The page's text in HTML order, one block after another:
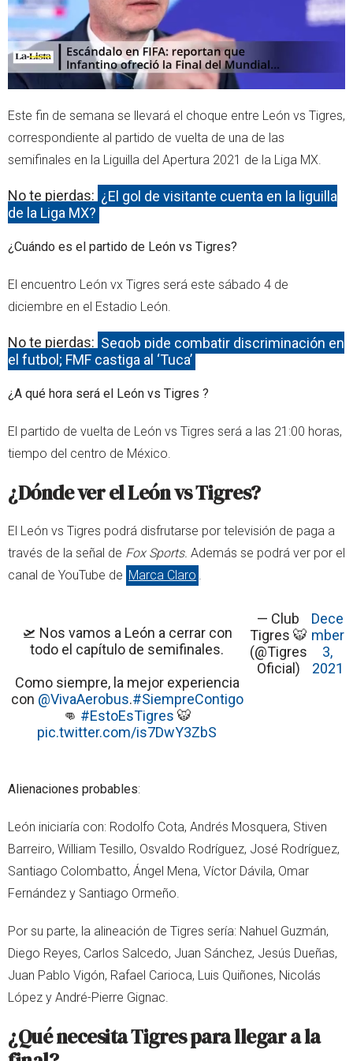
Este fin de semana se llevará el choque entre León vs Tigres,
correspondiente al partido de vuelta de una de las
semifinales en la Liguilla del Apertura 2021 de la Liga MX.
No te pierdas: ¿El gol de visitante cuenta en la liguilla
de la Liga MX?
¿Cuándo es el partido de León vs Tigres?
El encuentro León vx Tigres será este sábado 4 de
diciembre en el Estadio León.
No te pierdas: Segob pide combatir discriminación en
el futbol; FMF castiga al ‘Tuca’
¿A qué hora será el León vs Tigres ?
El partido de vuelta de León vs Tigres será a las 21:00 horas,
tiempo del centro de México.
¿Dónde ver el León vs Tigres?
El León vs Tigres podrá disfrutarse por televisión de paga a
través de la señal de Fox Sports. Además se podrá ver por el
canal de YouTube de Marca Claro .
🛫 Nos vamos a León a cerrar con
todo el capítulo de semifinales.
Como siempre, la mejor experiencia
con @VivaAerobus.#SiempreContigo
👊 #EstoEsTigres 🐯
pic.twitter.com/is7DwY3ZbS
— Club
Tigres 🐯
(@Tigres
Oficial)
Dece
mber
3,
2021
Alienaciones probables:
León iniciaría con: Rodolfo Cota, Andrés Mosquera, Stiven
Barreiro, William Tesillo, Osvaldo Rodríguez, José Rodríguez,
Santiago Colombatto, Ángel Mena, Víctor Dávila, Omar
Fernández y Santiago Ormeño.
Por su parte, la alineación de Tigres sería: Nahuel Guzmán,
Diego Reyes, Carlos Salcedo, Juan Sánchez, Jesús Dueñas,
Juan Pablo Vigón, Rafael Carioca, Luis Quiñones, Nicolás
López y André-Pierre Gignac.
¿Qué necesita Tigres para llegar a la